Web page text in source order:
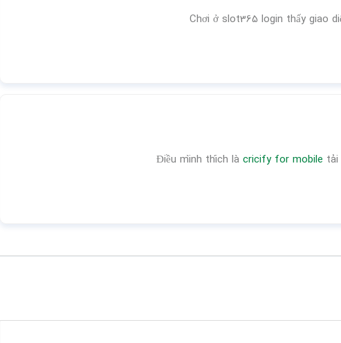
Chơi ở slot365 login thấy giao
Điều mình thích là cricify for mobile tải